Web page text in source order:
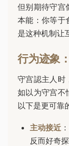
但别期待守宫
本能：你等于
是这种机制让
行为迹象
守宫認主人时
如以为守宫不
以下是更可靠
主动接近
反而好奇